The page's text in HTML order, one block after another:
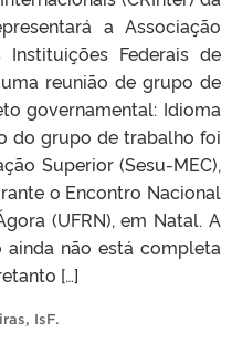
a Associação
Federais de
reunião de grupo de
governamental: Idioma
do grupo de trabalho foi
Superior (Sesu-MEC),
o Encontro Nacional
(UFRN), em Natal. A
não está completa
[…]
, IsF.